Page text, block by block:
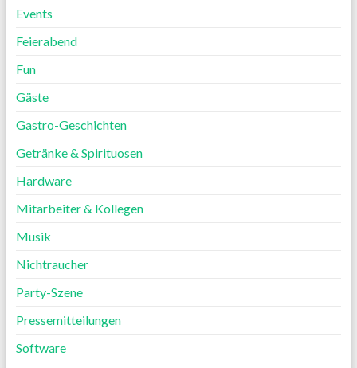
Events
Feierabend
Fun
Gäste
Gastro-Geschichten
Getränke & Spirituosen
Hardware
Mitarbeiter & Kollegen
Musik
Nichtraucher
Party-Szene
Pressemitteilungen
Software